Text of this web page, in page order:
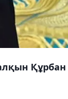
Құрбан